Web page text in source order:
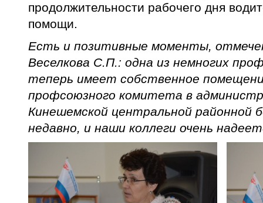
продолжительности рабочего дня
помощи.
Есть и позитивные моменты,
Веселкова С.П.: одна из немногих
теперь имеет собственное
профсоюзного комитета в
Кинешемской центральной районной
недавно, и наши коллеги очень